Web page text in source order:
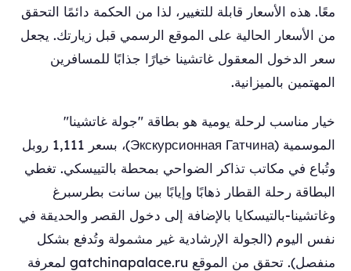
معًا. هذه الأسعار قابلة للتغيير، لذا من الحكمة دائمًا التحقق
من الأسعار الحالية على الموقع الرسمي قبل زيارتك. يجعل
سعر الدخول المعقول غاتشينا خيارًا جذابًا للمسافرين
المهتمين بالميزانية.
خيار مناسب لرحلة يومية هو بطاقة "جولة غاتشينا"
الموسمية (Экскурсионная Гатчина)، بسعر 1,111 روبل
وتُباع في مكاتب تذاكر الضواحي بمحطة بالتييسكي. تغطي
البطاقة رحلة القطار ذهابًا وإيابًا بين سانت بطرسبرغ
وغاتشينا-بالتيسكايا بالإضافة إلى دخول القصر والحديقة في
نفس اليوم (الجولة الإرشادية غير مشمولة وتُدفع بشكل
منفصل). تحقق من الموقع gatchinapalace.ru لمعرفة